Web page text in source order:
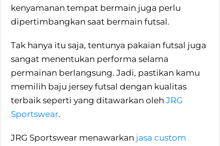
kenyamanan tempat bermain juga perlu
dipertimbangkan saat bermain futsal.
Tak hanya itu saja, tentunya pakaian futsal juga
sangat menentukan performa selama
permainan berlangsung. Jadi, pastikan kamu
memilih baju jersey futsal dengan kualitas
terbaik seperti yang ditawarkan olehJRG
Sportswear.
JRG Sportswear menawarkan jasa custom